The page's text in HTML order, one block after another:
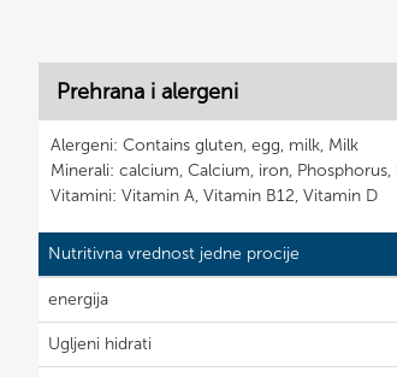
Prehrana i alergeni
Alergeni: Contains gluten, egg, milk, Milk
Minerali: calcium, Calcium, iron, Phosphorus,
Vitamini: Vitamin A, Vitamin B12, Vitamin D
Nutritivna vrednost jedne procije
energija
Ugljeni hidrati